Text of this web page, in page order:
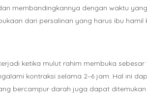
membandingkannya dengan waktu
dari persalinan yang harus ibu hamil
ketika mulut rahim membuka
kontraksi selama 2–6 jam. Hal ini
bercampur darah juga dapat